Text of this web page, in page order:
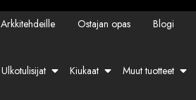
Arkkitehdeille Ostajan opas Blogi
Ulkotulisijat Kiukaat Muut tuotteet